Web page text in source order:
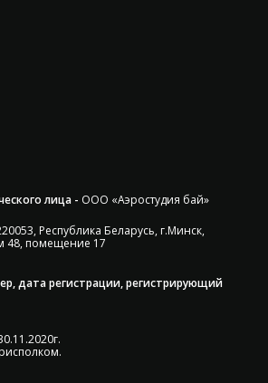
лица - ООО «Аэростудия бай»
Республика Беларусь, г.Минск,
48, помещение 17
дата регистрации, регистрирующий